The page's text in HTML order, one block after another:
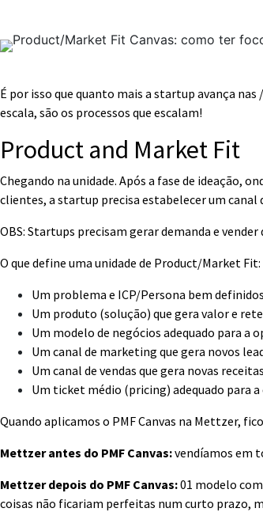
É por isso que quanto mais a startup avança
escala, são os processos que escalam!
Product and Market Fit
Chegando na unidade. Após a fase de ideação,
clientes, a startup precisa estabelecer um canal
OBS: Startups precisam gerar demanda e
O que define uma unidade de Product/Market Fit:
Um problema e ICP/Persona bem definidos
Um produto (solução) que gera valor e
Um modelo de negócios adequado para a
Um canal de marketing que gera novos
Um canal de vendas que gera novas
Um ticket médio (pricing) adequado para
Quando aplicamos o PMF Canvas na Mettzer,
Mettzer antes do PMF Canvas:vendíamos em
Mettzer depois do PMF Canvas:01 modelo
coisas não ficariam perfeitas num curto prazo,